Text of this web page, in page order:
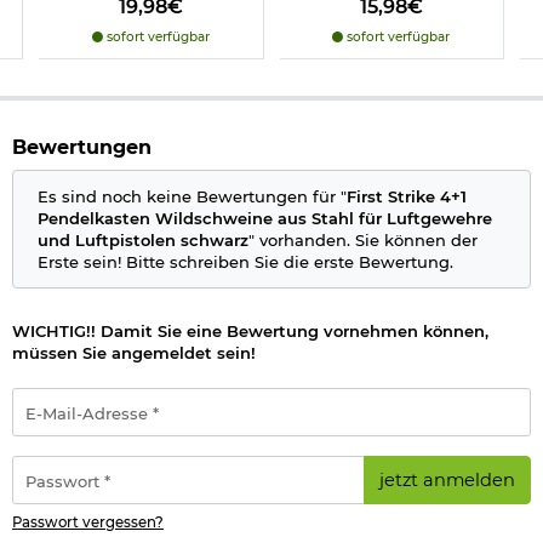
Nur für Bleimunition & Blei-Diabolos geeignet
Stabile Metallkonstruktion
Löcher für Wandmontage vorhanden
Gewicht: ca. 4810 g
Farbe: schwarz
Marke: First Strike
Hinweis: Richtiger
Umgang mit Druckluft-, Federdruckwaffen und CO2-Waffen
19,98€
sofort verfügbar
15,98€
sofort verfügbar
Bewertungen
Es sind noch keine Bewertungen für "First Strike 4+1
Pendelkasten Wildschweine aus Stahl für Luftgewehre
und Luftpistolen schwarz" vorhanden. Sie können der
Erste sein! Bitte schreiben Sie die erste Bewertung.
WICHTIG!! Damit Sie eine Bewertung vornehmen können,
müssen Sie angemeldet sein!
Mail-
Adresse
*
jetzt anmelden
Passwort vergessen?